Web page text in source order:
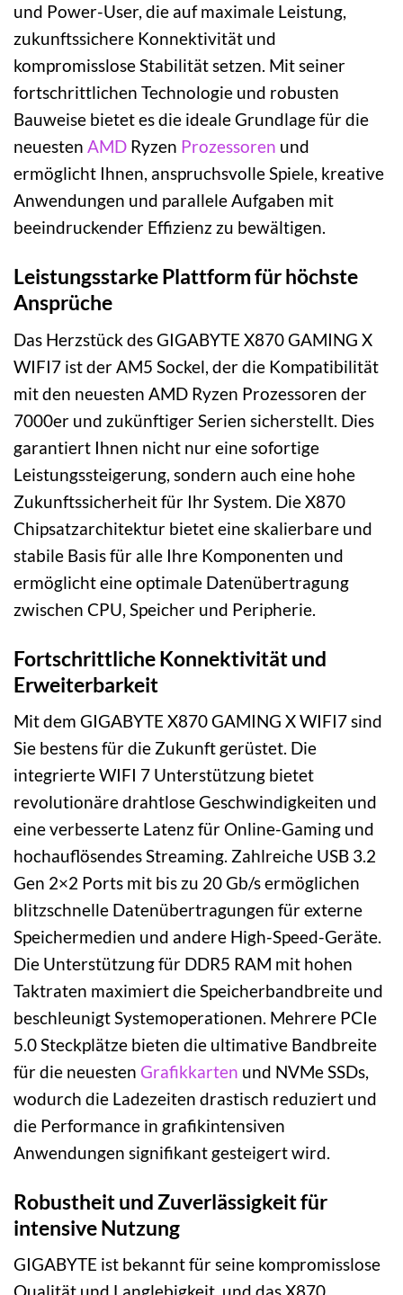
und Power-User, die auf maximale Leistung,
zukunftssichere Konnektivität und
kompromisslose Stabilität setzen. Mit seiner
fortschrittlichen Technologie und robusten
Bauweise bietet es die ideale Grundlage für die
neuesten AMD Ryzen Prozessoren und
ermöglicht Ihnen, anspruchsvolle Spiele, kreative
Anwendungen und parallele Aufgaben mit
beeindruckender Effizienz zu bewältigen.
Leistungsstarke Plattform für höchste
Ansprüche
Das Herzstück des GIGABYTE X870 GAMING X
WIFI7 ist der AM5 Sockel, der die Kompatibilität
mit den neuesten AMD Ryzen Prozessoren der
7000er und zukünftiger Serien sicherstellt. Dies
garantiert Ihnen nicht nur eine sofortige
Leistungssteigerung, sondern auch eine hohe
Zukunftssicherheit für Ihr System. Die X870
Chipsatzarchitektur bietet eine skalierbare und
stabile Basis für alle Ihre Komponenten und
ermöglicht eine optimale Datenübertragung
zwischen CPU, Speicher und Peripherie.
Fortschrittliche Konnektivität und
Erweiterbarkeit
Mit dem GIGABYTE X870 GAMING X WIFI7 sind
Sie bestens für die Zukunft gerüstet. Die
integrierte WIFI 7 Unterstützung bietet
revolutionäre drahtlose Geschwindigkeiten und
eine verbesserte Latenz für Online-Gaming und
hochauflösendes Streaming. Zahlreiche USB 3.2
Gen 2×2 Ports mit bis zu 20 Gb/s ermöglichen
blitzschnelle Datenübertragungen für externe
Speichermedien und andere High-Speed-Geräte.
Die Unterstützung für DDR5 RAM mit hohen
Taktraten maximiert die Speicherbandbreite und
beschleunigt Systemoperationen. Mehrere PCIe
5.0 Steckplätze bieten die ultimative Bandbreite
für die neuesten Grafikkarten und NVMe SSDs,
wodurch die Ladezeiten drastisch reduziert und
die Performance in grafikintensiven
Anwendungen signifikant gesteigert wird.
Robustheit und Zuverlässigkeit für
intensive Nutzung
GIGABYTE ist bekannt für seine kompromisslose